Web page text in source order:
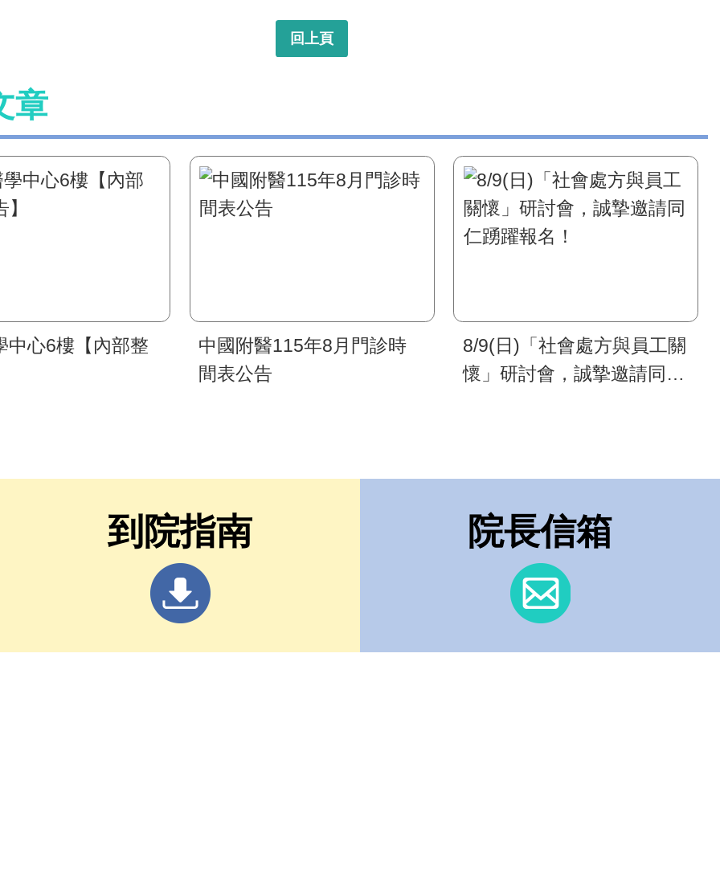
回上頁
章
中心6樓【內部整
中國附醫115年8月門診時
間表公告
8/9(日)「社會處方與員工關
懷」研討會，誠摯邀請同仁
到院指南 院長信箱